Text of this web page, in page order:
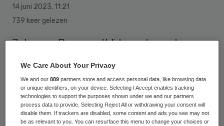
14 juni 2023, 11:21
739 keer gelezen
Jules van Dam wordt lid van de raad van
is ook voorzitter van de raad van bestuur
van stichting De Tussenvoorziening in
Utrecht.
We Care About Your Privacy
We and our889 partners store and access personal data, like browsing data
or unique identifiers, on your device. Selecting I Accept enables tracking
technologies to support the purposes shown under we and our partners
process data to provide. Selecting Reject All or withdrawing your consent will
disable them. If trackers are disabled, some content and ads you see may not
be as relevant to you. You can resurface this menu to change your choices or